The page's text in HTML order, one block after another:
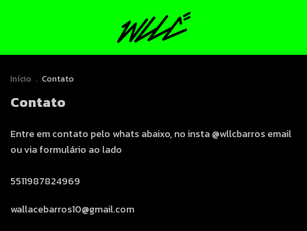
Início . Contato
Contato
Entre em contato pelo whats abaixo, no insta @wllcbarros email
ou via formulário ao lado
5511987824969
wallacebarros10@gmail.com